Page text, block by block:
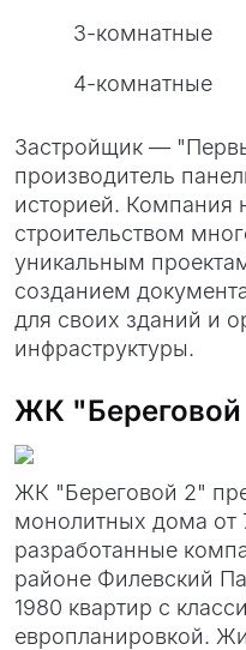
3-комнатные
4-комнатные
Застройщик —
производитель
историей. Компания
строительством
уникальным
созданием
для своих зданий и
инфраструктуры.
ЖК
ЖК "Береговой 2"
монолитных дома от
разработанные
районе Филевский
1980 квартир с
европланировкой.